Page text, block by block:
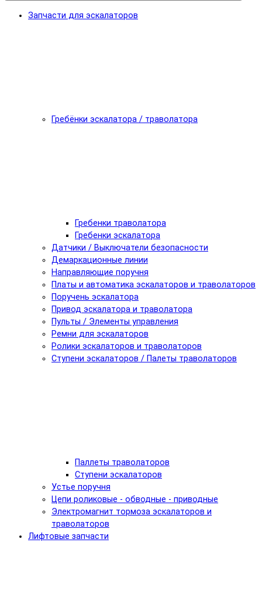
Запчасти для эскалаторов
Гребёнки эскалатора / траволатора
Гребенки траволатора
Гребенки эскалатора
Датчики / Выключатели безопасности
Демаркационные линии
Направляющие поручня
Платы и автоматика эскалаторов и траволаторов
Поручень эскалатора
Привод эскалатора и траволатора
Пульты / Элементы управления
Ремни для эскалаторов
Ролики эскалаторов и траволаторов
Ступени эскалаторов / Палеты траволаторов
Паллеты траволаторов
Ступени эскалаторов
Устье поручня
Цепи роликовые - обводные - приводные
Электромагнит тормоза эскалаторов и
траволаторов
Лифтовые запчасти